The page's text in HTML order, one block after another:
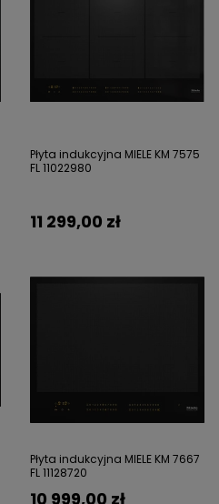
Płyta indukcyjna MIELE KM 7575
FL 11022980
11 299,00 zł
Płyta indukcyjna MIELE KM 7667
FL 11128720
10 999,00 zł